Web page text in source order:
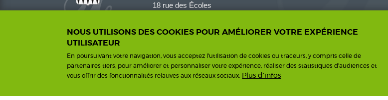
18 rue des Écoles
NOUS UTILISONS DES COOKIES POUR AMÉLIORER VOTRE EXPÉRIENCE
UTILISATEUR
En poursuivant votre navigation, vous acceptez l'utilisation de cookies ou traceurs, y compris celle de
partenaires tiers, pour améliorer et personnaliser votre expérience, réaliser des statistiques d’audiences et
vous offrir des fonctionnalités relatives aux réseaux sociaux.
Plus d'infos